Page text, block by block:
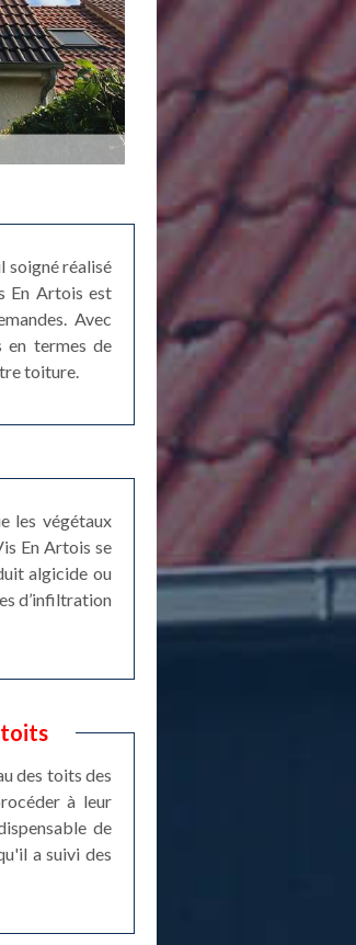
soigné réalisé
En Artois est
Avec
en termes de
toiture.
les végétaux
En Artois se
algicide ou
d’infiltration
toits
des toits des
à leur
de
a suivi des